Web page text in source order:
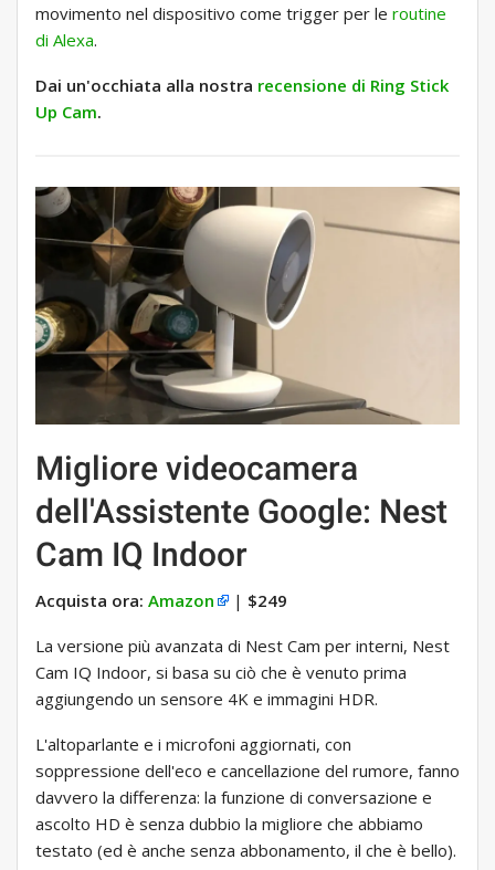
movimento nel dispositivo come trigger per le routine
di Alexa.
Dai un'occhiata alla nostra recensione di Ring Stick
Up Cam.
Migliore videocamera
dell'Assistente Google: Nest
Cam IQ Indoor
Acquista ora: Amazon | $249
La versione più avanzata di Nest Cam per interni, Nest
Cam IQ Indoor, si basa su ciò che è venuto prima
aggiungendo un sensore 4K e immagini HDR.
L'altoparlante e i microfoni aggiornati, con
soppressione dell'eco e cancellazione del rumore, fanno
davvero la differenza: la funzione di conversazione e
ascolto HD è senza dubbio la migliore che abbiamo
testato (ed è anche senza abbonamento, il che è bello).